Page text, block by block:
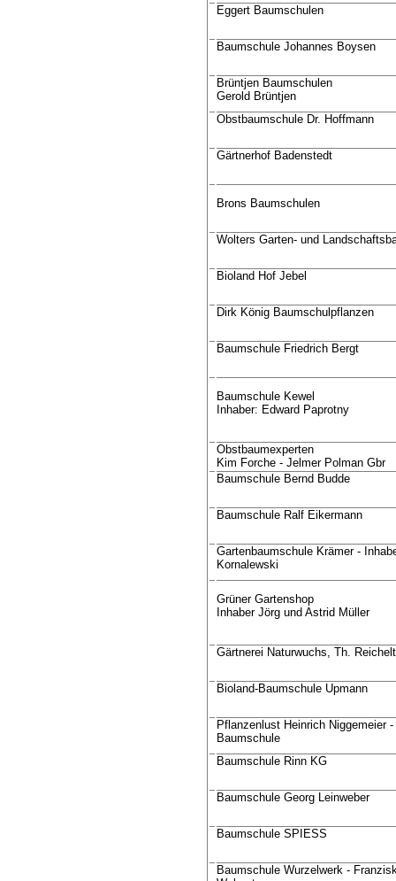
Eggert Baumschulen
Baumschule Johannes Boysen
Brüntjen Baumschulen
Gerold Brüntjen
Obstbaumschule Dr. Hoffmann
Gärtnerhof Badenstedt
Brons Baumschulen
Wolters Garten- und
Bioland Hof Jebel
Dirk König Baumschulpflanzen
Baumschule Friedrich Bergt
Baumschule Kewel
Inhaber: Edward Paprotny
Obstbaumexperten
Kim Forche - Jelmer Polman Gbr
Baumschule Bernd Budde
Baumschule Ralf Eikermann
Gartenbaumschule Krämer -
Kornalewski
Grüner Gartenshop
Inhaber Jörg und Astrid Müller
Gärtnerei Naturwuchs, Th. Reichelt
Bioland-Baumschule Upmann
Pflanzenlust Heinrich Niggemeier
Baumschule
Baumschule Rinn KG
Baumschule Georg Leinweber
Baumschule SPIESS
Baumschule Wurzelwerk -